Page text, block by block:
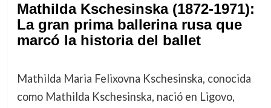
Mathilda Kschesinska (1872-1971):
La gran prima ballerina rusa que
marcó la historia del ballet
Mathilda Maria Felixovna Kschesinska, conocida
como Mathilda Kschesinska, nació en Ligovo,